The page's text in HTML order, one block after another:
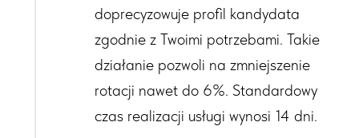
doprecyzowuje profil kandydata
zgodnie z Twoimi potrzebami. Takie
działanie pozwoli na zmniejszenie
rotacji nawet do 6%. Standardowy
czas realizacji usługi wynosi 14 dni.